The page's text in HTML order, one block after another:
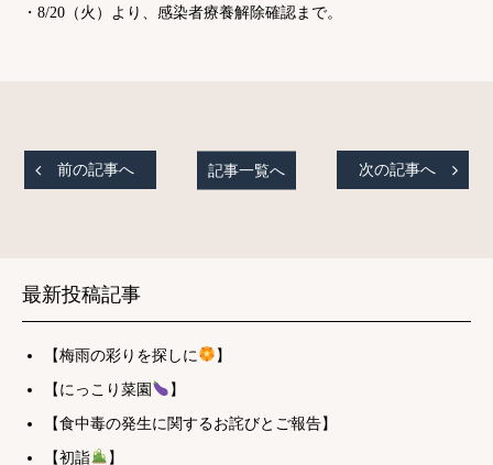
・8/20（火）より、感染者療養解除確認まで。
次の記事へ
前の記事へ 記事一覧へ
最新投稿記事
【梅雨の彩りを探しに 】
【にっこり菜園 】
【食中毒の発生に関するお詫びとご報告】
【初詣 】